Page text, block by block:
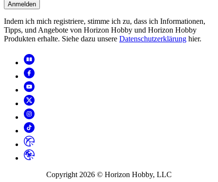
Anmelden
Indem ich mich registriere, stimme ich zu, dass ich Informationen,
Tipps, und Angebote von Horizon Hobby und Horizon Hobby
Produkten erhalte. Siehe dazu unsere Datenschutzerklärung hier.
Copyright2026 © Horizon Hobby, LLC